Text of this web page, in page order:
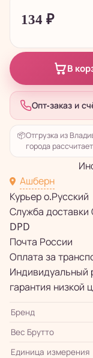
134 ₽
В
Опт-заказ и
📦Отгрузка из
города
Ашберн
Курьер о.Русский
Служба
DPD
Почта России
Оплата за
Индивидуальный
гарантия низкой
Бренд
Вес Брутто
Единица измерения